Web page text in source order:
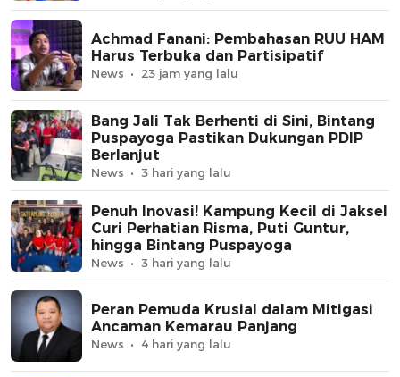
Achmad Fanani: Pembahasan RUU HAM
Harus Terbuka dan Partisipatif
News 23 jam yang lalu
Bang Jali Tak Berhenti di Sini, Bintang
Puspayoga Pastikan Dukungan PDIP
Berlanjut
News 3 hari yang lalu
Penuh Inovasi! Kampung Kecil di Jaksel
Curi Perhatian Risma, Puti Guntur,
hingga Bintang Puspayoga
News 3 hari yang lalu
Peran Pemuda Krusial dalam Mitigasi
Ancaman Kemarau Panjang
News 4 hari yang lalu